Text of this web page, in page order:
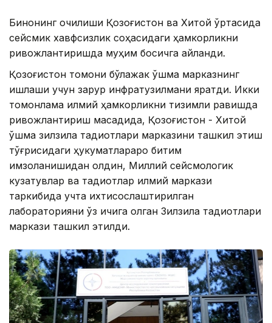
Бинонинг очилиши Қозоғистон ва Хитой ўртасида
сейсмик хавфсизлик соҳасидаги ҳамкорликни
ривожлантиришда муҳим босқичга айланди.
Қозоғистон томони бўлажак қўшма марказнинг
ишлаши учун зарур инфратузилмани яратди. Икки
томонлама илмий ҳамкорликни тизимли равишда
ривожлантириш мақсадида, Қозоғистон - Хитой
қўшма зилзила тадқиқотлари марказини ташкил этиш
тўғрисидаги ҳукуматлараро битим
имзоланишидан олдин, Миллий сейсмологик
кузатувлар ва тадқиқотлар илмий маркази
таркибида учта ихтисослаштирилган
лабораторияни ўз ичига олган Зилзила тадқиқотлари
маркази ташкил этилди.